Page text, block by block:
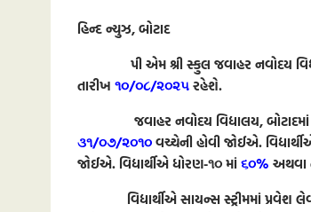
હિન્દ ન્યુઝ, બોટાદ
પી એમ શ્રી સ્કુલ જવાહર નવોદય
તારીખ ૧૦/૦૮/૨૦૨૫રહેશે.
જવાહર નવોદય વિદ્યાલય, બોટાદમાં
૩૧/૦૭/૨૦૧૦વચ્ચેની હોવી જોઈએ.
જોઈએ. વિદ્યાર્થીએ ધોરણ-૧૦ માં ૬૦% અથવા
વિદ્યાર્થીએ સાયન્સ સ્ટ્રીમમાં પ્રવેશ